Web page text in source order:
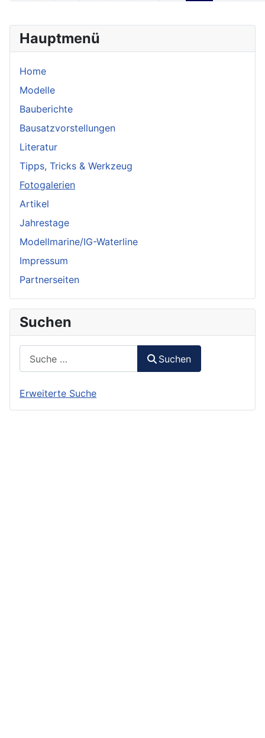
Hauptmenü
Home
Modelle
Bauberichte
Bausatzvorstellungen
Literatur
Tipps, Tricks & Werkzeug
Fotogalerien
Artikel
Jahrestage
Modellmarine/IG-Waterline
Impressum
Partnerseiten
Suchen
Suchen
Erweiterte Suche